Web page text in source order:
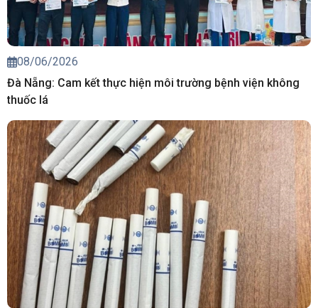
08/06/2026
Đà Nẵng: Cam kết thực hiện môi trường bệnh viện không
thuốc lá